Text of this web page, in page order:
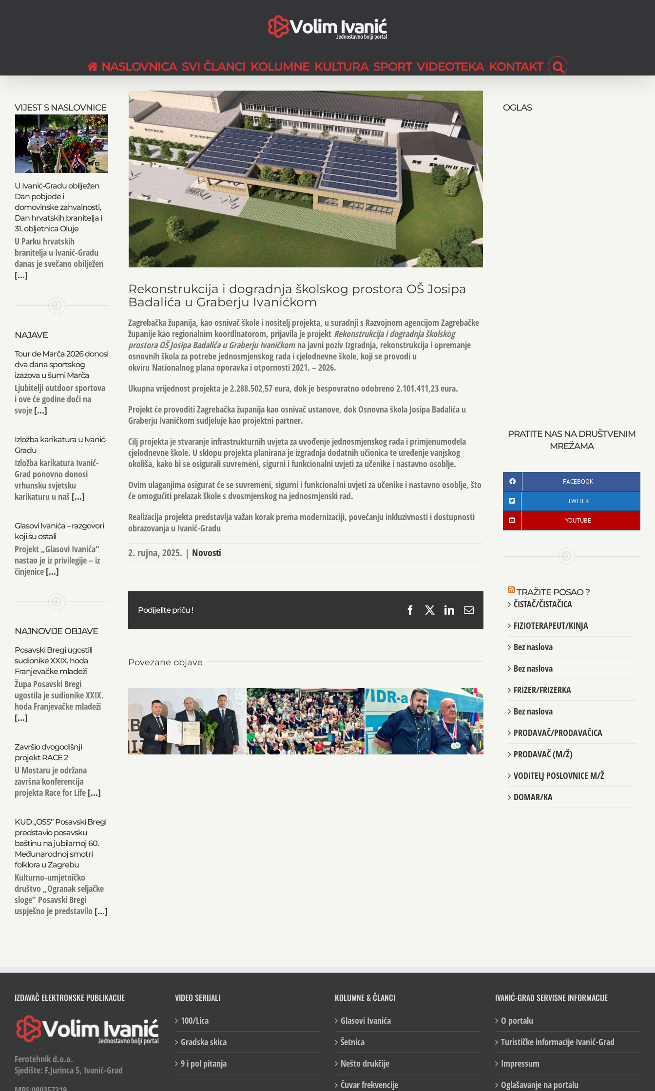
NASLOVNICA SVI ČLANCI KOLUMNE KULTURA SPORT VIDEOTEKA KONTAKT
View
Larger
Image
Rekonstrukcija i dogradnja školskog prostora OŠ Josipa
Badalića u Graberju Ivanićkom
Zagrebačka županija, kao osnivač škole i nositelj projekta, u suradnji s Razvojnom agencijom Zagrebačke
županije kao regionalnim koordinatorom, prijavila je projekt Rekonstrukcija i dogradnja školskog
prostora OŠ Josipa Badalića u Graberju Ivanićkom na javni poziv Izgradnja, rekonstrukcija i opremanje
osnovnih škola za potrebe jednosmjenskog rada i cjelodnevne škole, koji se provodi u
okviru Nacionalnog plana oporavka i otpornosti 2021. – 2026.
Ukupna vrijednost projekta je 2.288.502,57 eura, dok je bespovratno odobreno 2.101.411,23 eura.
Projekt će provoditi Zagrebačka županija kao osnivač ustanove, dok Osnovna škola Josipa Badalića u
Graberju Ivanićkom sudjeluje kao projektni partner.
Cilj projekta je stvaranje infrastrukturnih uvjeta za uvođenje jednosmjenskog rada i primjenumodela
cjelodnevne škole. U sklopu projekta planirana je izgradnja dodatnih učionica te uređenje vanjskog
okoliša, kako bi se osigurali suvremeni, sigurni i funkcionalni uvjeti za učenike i nastavno osoblje.
Ovim ulaganjima osigurat će se suvremeni, sigurni i funkcionalni uvjeti za učenike i nastavno osoblje, što
će omogućiti prelazak škole s dvosmjenskog na jednosmjenski rad.
Realizacija projekta predstavlja važan korak prema modernizaciji, povećanju inkluzivnosti i dostupnosti
obrazovanja u Ivanić-Gradu
2. rujna, 2025. | Novosti
Podijelite priču ! FacebookLinkedIn
Email
Povezane objave
VIJEST S NASLOVNICE
U Ivanić-Gradu obilježen
Dan pobjede i
domovinske zahvalnosti,
Dan hrvatskih branitelja i
31. obljetnica Oluje
U Parku hrvatskih
branitelja u Ivanić-Gradu
danas je svečano obilježen
[...]
NAJAVE
Tour de Marča 2026 donosi
dva dana sportskog
izazova u šumi Marča
Ljubitelji outdoor sportova
i ove će godine doći na
svoje[...]
Izložba karikatura u Ivanić-
Gradu
Izložba karikatura Ivanić-
Grad ponovno donosi
vrhunsku svjetsku
karikaturu u naš[...]
Glasovi Ivanića – razgovori
koji su ostali
Projekt „Glasovi Ivanića“
nastao je iz privilegije – iz
činjenice[...]
NAJNOVIJE OBJAVE
Posavski Bregi ugostili
sudionike XXIX. hoda
Franjevačke mladeži
Župa Posavski Bregi
ugostila je sudionike XXIX.
hoda Franjevačke mladeži
[...]
Završio dvogodišnji
projekt RACE 2
U Mostaru je održana
završna konferencija
projekta Race for Life[...]
KUD „OSS” Posavski Bregi
predstavio posavsku
baštinu na jubilarnoj 60.
Međunarodnoj smotri
folklora u Zagrebu
Kulturno-umjetničko
društvo „Ogranak seljačke
sloge” Posavski Bregi
uspješno je predstavilo[...]
OGLAS
PRATITE NAS NA DRUŠTVENIM
MREŽAMA
FACEBOOK
TWITER
YOUTUBE
TRAŽITE POSAO ?
ČISTAČ/ČISTAČICA
FIZIOTERAPEUT/KINJA
Bez naslova
Bez naslova
FRIZER/FRIZERKA
Bez naslova
PRODAVAČ/PRODAVAČICA
PRODAVAČ (M/Ž)
VODITELJ POSLOVNICE M/Ž
DOMAR/KA
IZDAVAČ ELEKTRONSKE PUBLIKACIJE
Ferotehnik d.o.o.
Sjedište: F.Jurinca 5, Ivanić-Grad
VIDEO SERIJALI
100/Lica
Gradska skica
9 i pol pitanja
KOLUMNE & ČLANCI
Glasovi Ivanića
Šetnica
Nešto drukčije
Čuvar frekvencije
IVANIĆ-GRAD SERVISNE INFORMACIJE
O portalu
Turističke informacije Ivanić-Grad
Impressum
Oglašavanje na portalu